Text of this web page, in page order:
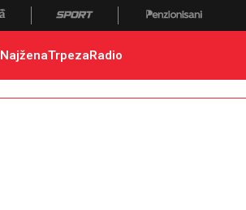
NajženaTrpezaRadio